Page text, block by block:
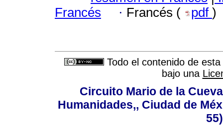
Francés
· Francés ( pdf )
Todo el contenido de
bajo una
Circuito Mario de la
Humanidades,, Ciudad de